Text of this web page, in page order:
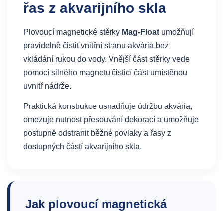
řas z akvarijního skla
Plovoucí magnetické stěrky Mag-Float umožňují
pravidelně čistit vnitřní stranu akvária bez
vkládání rukou do vody. Vnější část stěrky vede
pomocí silného magnetu čisticí část umístěnou
uvnitř nádrže.
Praktická konstrukce usnadňuje údržbu akvária,
omezuje nutnost přesouvání dekorací a umožňuje
postupně odstranit běžné povlaky a řasy z
dostupných částí akvarijního skla.
Jak plovoucí magnetická